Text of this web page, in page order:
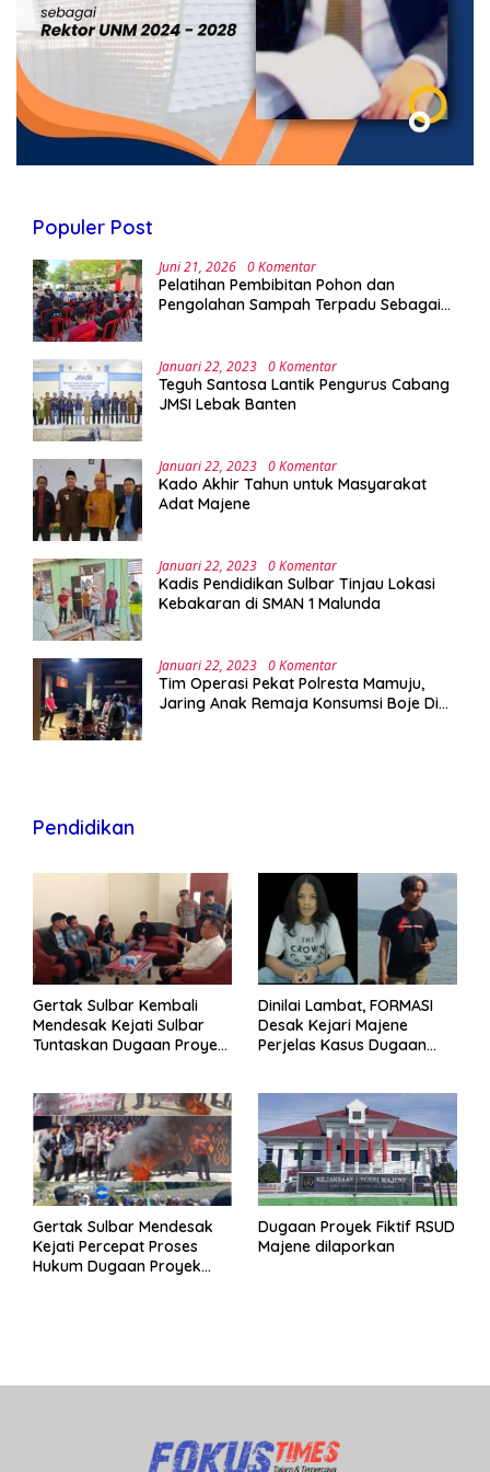
Populer Post
Juni 21, 2026 0 Komentar
Pelatihan Pembibitan Pohon dan
Pengolahan Sampah Terpadu Sebagai
Januari 22, 2023 0 Komentar
Teguh Santosa Lantik Pengurus Cabang
JMSI Lebak Banten
Januari 22, 2023 0 Komentar
Kado Akhir Tahun untuk Masyarakat
Adat Majene
Januari 22, 2023 0 Komentar
Kadis Pendidikan Sulbar Tinjau Lokasi
Kebakaran di SMAN 1 Malunda
Januari 22, 2023 0 Komentar
Tim Operasi Pekat Polresta Mamuju,
Jaring Anak Remaja Konsumsi Boje Di
Pendidikan
Gertak Sulbar Kembali
Mendesak Kejati Sulbar
Tuntaskan Dugaan Proyek
Dinilai Lambat, FORMASI
Desak Kejari Majene
Perjelas Kasus Dugaan
Gertak Sulbar Mendesak
Kejati Percepat Proses
Hukum Dugaan Proyek
Dugaan Proyek Fiktif RSUD
Majene dilaporkan